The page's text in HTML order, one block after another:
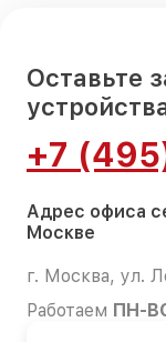
Оставьте
+7
Адрес офиса
Москве
г. Москва, ул.
Работаем ПН-